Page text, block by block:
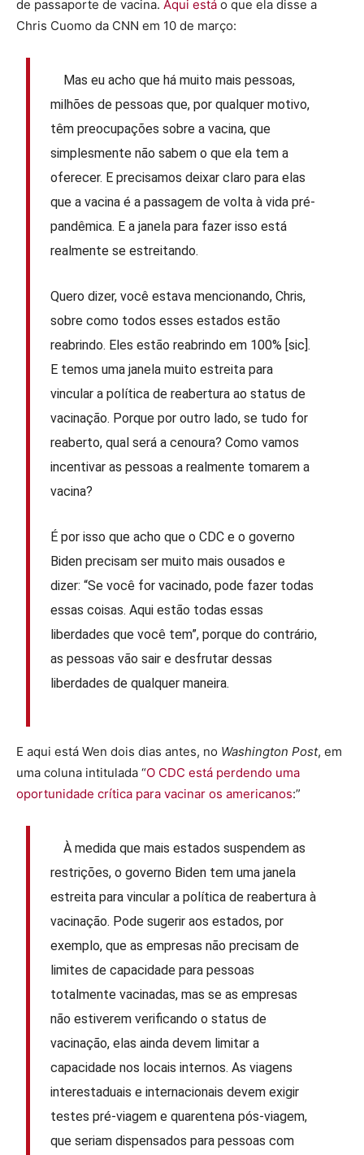
de passaporte de vacina. Aqui está o que ela disse a
Chris Cuomo da CNN em 10 de março:
Mas eu acho que há muito mais pessoas,
milhões de pessoas que, por qualquer motivo,
têm preocupações sobre a vacina, que
simplesmente não sabem o que ela tem a
oferecer. E precisamos deixar claro para elas
que a vacina é a passagem de volta à vida pré-
pandêmica. E a janela para fazer isso está
realmente se estreitando.
Quero dizer, você estava mencionando, Chris,
sobre como todos esses estados estão
reabrindo. Eles estão reabrindo em 100% [sic].
E temos uma janela muito estreita para
vincular a política de reabertura ao status de
vacinação. Porque por outro lado, se tudo for
reaberto, qual será a cenoura? Como vamos
incentivar as pessoas a realmente tomarem a
vacina?
É por isso que acho que o CDC e o governo
Biden precisam ser muito mais ousados ​​e
dizer: “Se você for vacinado, pode fazer todas
essas coisas. Aqui estão todas essas
liberdades que você tem”, porque do contrário,
as pessoas vão sair e desfrutar dessas
liberdades de qualquer maneira.
E aqui está Wen dois dias antes, no Washington Post, em
uma coluna intitulada “O CDC está perdendo uma
oportunidade crítica para vacinar os americanos:”
À medida que mais estados suspendem as
restrições, o governo Biden tem uma janela
estreita para vincular a política de reabertura à
vacinação. Pode sugerir aos estados, por
exemplo, que as empresas não precisam de
limites de capacidade para pessoas
totalmente vacinadas, mas se as empresas
não estiverem verificando o status de
vacinação, elas ainda devem limitar a
capacidade nos locais internos. As viagens
interestaduais e internacionais devem exigir
testes pré-viagem e quarentena pós-viagem,
que seriam dispensados ​​para pessoas com